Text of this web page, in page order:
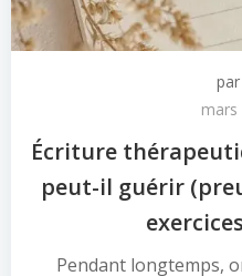
par
mars
Écriture
peut-il guérir
Pendant longtemps,